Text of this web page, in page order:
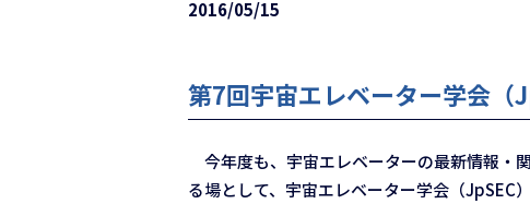
2016/05/15
第7回宇宙エレベーター学会（
今年度も、宇宙エレベーターの最新情報・
る場として、宇宙エレベーター学会（JpSEC